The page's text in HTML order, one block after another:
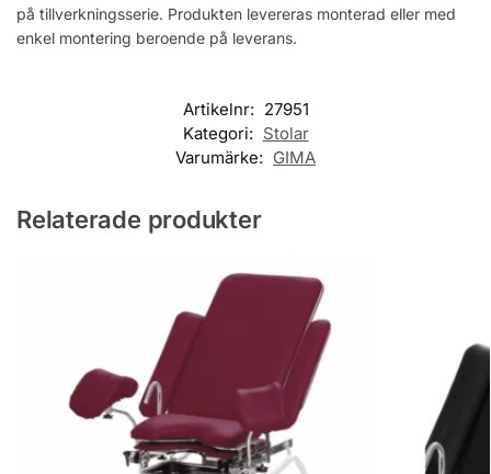
på tillverkningsserie. Produkten levereras monterad eller med
enkel montering beroende på leverans.
Artikelnr: 27951
Kategori: Stolar
Varumärke: GIMA
Relaterade produkter